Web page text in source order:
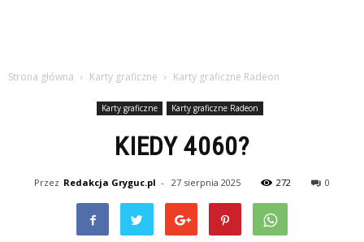
Strona główna Karty graficzne Karty graficzne Radeon
Karty graficzne Karty graficzne Radeon
KIEDY 4060?
Przez Redakcja Gryguc.pl - 27 sierpnia 2025 272 0